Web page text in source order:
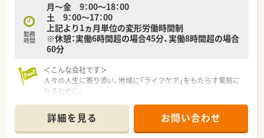
勤務
時間
月～金 9：00～18：00
土 9：00～17：00
上記より1ヵ月単位の変形労働時間制
※休憩：実働6時間超の場合45分、実働8時間超の場合
60分
＜こんな会社です＞
人々の人生に寄り添い、地域に「ライフケア」をもたらす薬局に
なるために。
りひとりの人生に寄り添い、質の高い医療サービスを届ける薬剤
師を求め育てています。
詳細を見る お問い合わせ